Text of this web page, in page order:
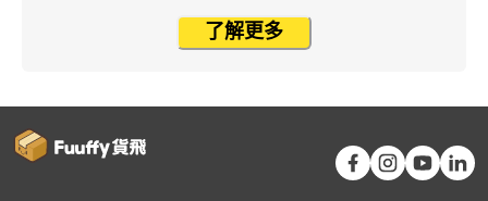
了解更多